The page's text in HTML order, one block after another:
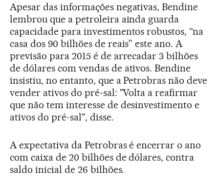
Apesar das informações negativas, Bendine
lembrou que a petroleira ainda guarda
capacidade para investimentos robustos, “na
casa dos 90 bilhões de reais” este ano. A
previsão para 2015 é de arrecadar 3 bilhões
de dólares com vendas de ativos. Bendine
insistiu, no entanto, que a Petrobras não deve
vender ativos do pré-sal: "Volta a reafirmar
que não tem interesse de desinvestimento e
ativos do pré-sal", disse.
A expectativa da Petrobras é encerrar o ano
com caixa de 20 bilhões de dólares, contra
saldo inicial de 26 bilhões.